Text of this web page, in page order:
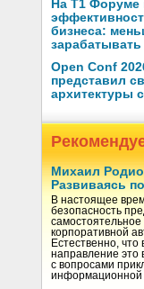
На Т1
бизнеса:
зарабатывать
Open Conf
представил
архитектуры
Михаил
Развиваясь
В настоящее
безопасность
корпоративной
Естественно, что
направление это
с вопросами
информационной